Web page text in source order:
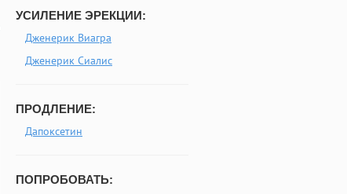
УСИЛЕНИЕ ЭРЕКЦИИ:
Дженерик Виагра
Дженерик Сиалис
ПРОДЛЕНИЕ:
Дапоксетин
ПОПРОБОВАТЬ: